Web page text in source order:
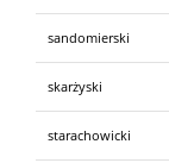
sandomierski
skarżyski
starachowicki